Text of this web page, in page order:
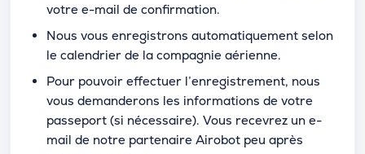
votre e-mail de confirmation.
Nous vous enregistrons automatiquement selon
le calendrier de la compagnie aérienne.
Pour pouvoir effectuer l’enregistrement, nous
vous demanderons les informations de votre
passeport (si nécessaire). Vous recevrez un e-
mail de notre partenaire Airobot peu après